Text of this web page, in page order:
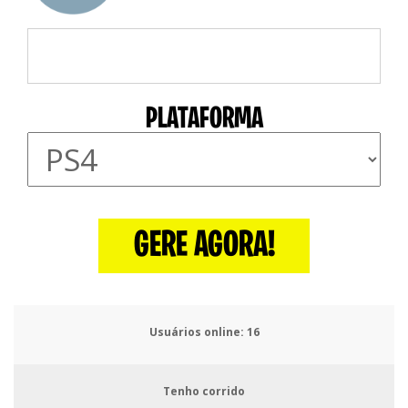
PLATAFORMA
GERE AGORA!
Usuários online: 18
Tenho corrido